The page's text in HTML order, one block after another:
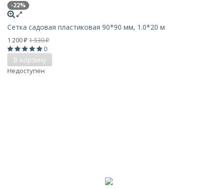
-22%
Сетка садовая пластиковая 90*90 мм, 1.0*20 м
1 200 ₽ 1 530₽
0
В корзину
Недоступен